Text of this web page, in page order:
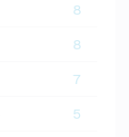
8
8
7
5